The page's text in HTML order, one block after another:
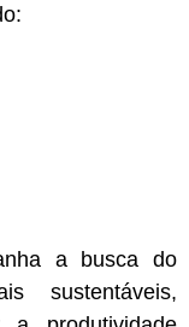
a busca do
sustentáveis,